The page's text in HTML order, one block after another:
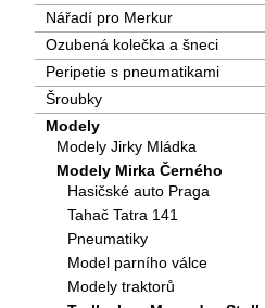
Nářadí pro Merkur
Ozubená kolečka a šneci
Peripetie s pneumatikami
Šroubky
Modely
Modely Jirky Mládka
Modely Mirka Černého
Hasičské auto Praga
Tahač Tatra 141
Pneumatiky
Model parního válce
Modely traktorů